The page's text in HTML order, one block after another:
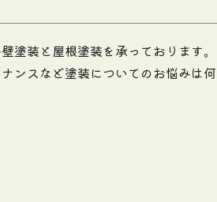
塗装と屋根塗装を承っております。
ンスなど塗装についてのお悩みは何